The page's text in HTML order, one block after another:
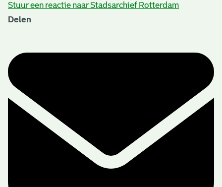
Stuur een reactie naar Stadsarchief Rotterdam
Delen